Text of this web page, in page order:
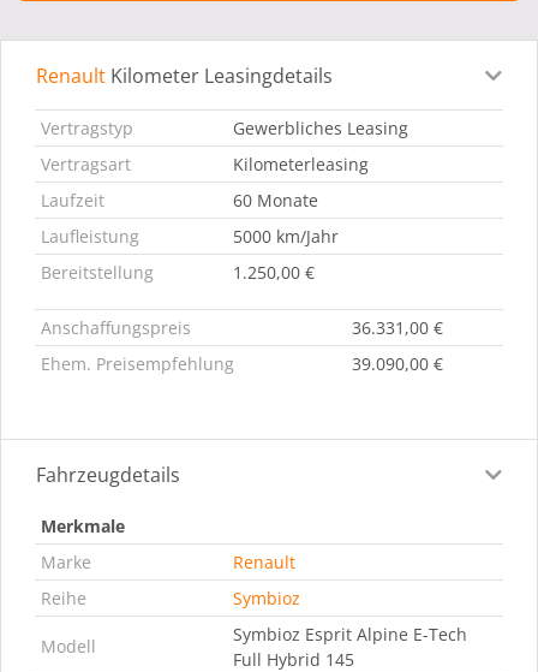
Leasingdetails Fahrzeugdetails
Renault Kilometer Leasingdetails
Vertragstyp
Gewerbliches Leasing
Vertragsart
Kilometerleasing
Laufzeit
60 Monate
Laufleistung
5000 km/Jahr
Bereitstellung
1.250,00 €
Anschaffungspreis
36.331,00 €
Ehem. Preisempfehlung
39.090,00 €
Fahrzeugdetails
Merkmale
Marke
Renault
Reihe
Symbioz
Modell
Symbioz Esprit Alpine E-Tech
Full Hybrid 145